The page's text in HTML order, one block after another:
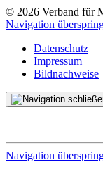
© 2026 Verband für
Navigation
Datenschutz
Impressum
Bildnachweise
Navigation